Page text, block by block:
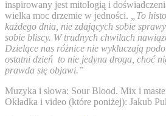
inspirowany jest mitologią i
wielka moc drzemie w jedności.
„To
każdego dnia, nie zdających sobie
sobie bliscy. W trudnych chwilach
Dzielące nas różnice nie wykluczają
ostatni dzień to nie jedyna droga, choć
prawda się objawi.”
Muzyka i słowa: Sour Blood. Mix i
Okładka i video (które poniżej): Jakub